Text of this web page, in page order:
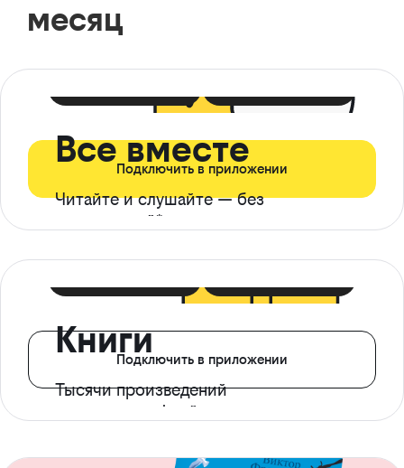
месяц
Все вместе
Читайте и слушайте — без
ограничений*
Подключить в приложении
Книги
Тысячи произведений
с доступом офлайн
Подключить в приложении